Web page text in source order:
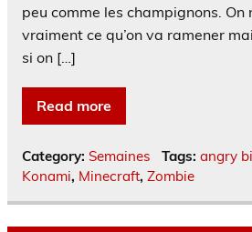
peu comme les champignons. On
vraiment ce qu’on va ramener
si on […]
Read more
Category: Semaines Tags: angry
Konami, Minecraft, Zombie